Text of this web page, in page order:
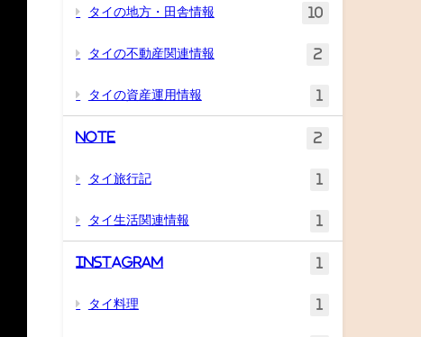
タイの地方・田舎情報 10
タイの不動産関連情報 2
タイの資産運用情報 1
Note 2
タイ旅行記 1
タイ生活関連情報 1
Instagram 1
タイ料理 1